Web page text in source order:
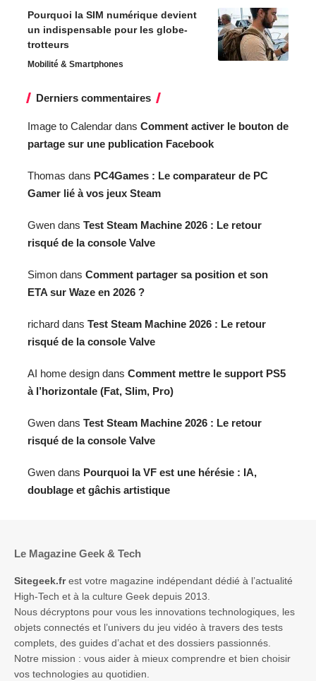
Pourquoi la SIM numérique devient
un indispensable pour les globe-
trotteurs
Mobilité & Smartphones
Derniers commentaires
Image to Calendar dans Comment activer le bouton de
partage sur une publication Facebook
Thomas dans PC4Games : Le comparateur de PC
Gamer lié à vos jeux Steam
Gwen dans Test Steam Machine 2026 : Le retour
risqué de la console Valve
Simon dans Comment partager sa position et son
ETA sur Waze en 2026 ?
richard dans Test Steam Machine 2026 : Le retour
risqué de la console Valve
AI home design dans Comment mettre le support PS5
à l’horizontale (Fat, Slim, Pro)
Gwen dans Test Steam Machine 2026 : Le retour
risqué de la console Valve
Gwen dans Pourquoi la VF est une hérésie : IA,
doublage et gâchis artistique
Le Magazine Geek & Tech
Sitegeek.frest votre magazine indépendant dédié à l’actualité
High-Tech et à la culture Geek depuis 2013.
Nous décryptons pour vous les innovations technologiques, les
objets connectés et l’univers du jeu vidéo à travers des tests
complets, des guides d’achat et des dossiers passionnés.
Notre mission : vous aider à mieux comprendre et bien choisir
vos technologies au quotidien.